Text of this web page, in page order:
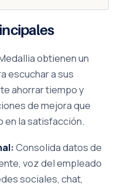
obtienen un
escuchar a sus
ahorrar tiempo y
de mejora que
en la satisfacción.
Consolida datos de
voz del empleado
sociales, chat,